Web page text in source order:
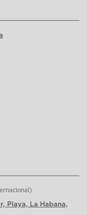
Playa, La Habana,